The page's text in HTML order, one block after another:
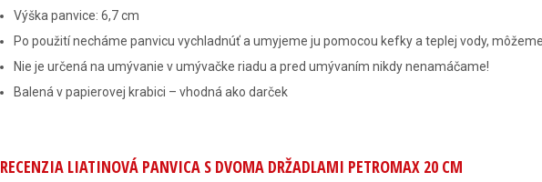
Výška panvice: 6,7 cm
Po použití necháme panvicu vychladnúť a umyjeme ju pomocou kefky a teplej vody,
Nie je určená na umývanie v umývačke riadu a pred umývaním nikdy nenamáčame!
Balená v papierovej krabici – vhodná ako darček
RECENZIA LIATINOVÁ PANVICA S DVOMA DRŽADLAMI PETROMAX 20 CM